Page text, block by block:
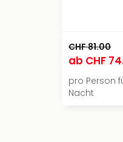
CHF 81.00
ab CHF
pro Person
Nacht